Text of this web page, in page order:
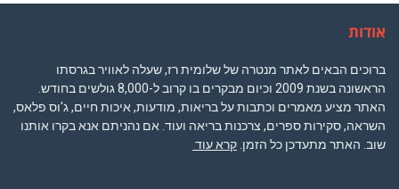
אודות
ברוכים הבאים לאתר מנטרה של שלומית רז, שעלה לאוויר בגרסתו
הראשונה בשנת 2009 וכיום מבקרים בו קרוב ל-8,000 גולשים בחודש.
האתר מציע מאמרים וכתבות על בריאות, מודעות, איכות חיים, ג'וס פלאס,
השראה, סקירות ספרים, צרכנות בריאה ועוד. אם נהניתם אנא בקרו אותנו
שוב. האתר מתעדכן כל הזמן. קרא עוד